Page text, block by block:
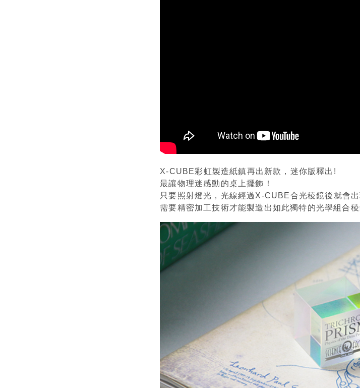
X-CUBE彩虹製造紙鎮再出新款，迷你版釋出!
最讓物理迷感動的桌上擺飾！
只要照射燈光，光線經過X-CUBE合光稜鏡後就會出
需要精密加工技術才能製造出如此獨特的光學組合稜